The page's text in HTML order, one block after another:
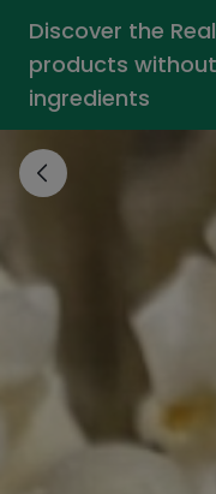
Discover the
products
ingredients